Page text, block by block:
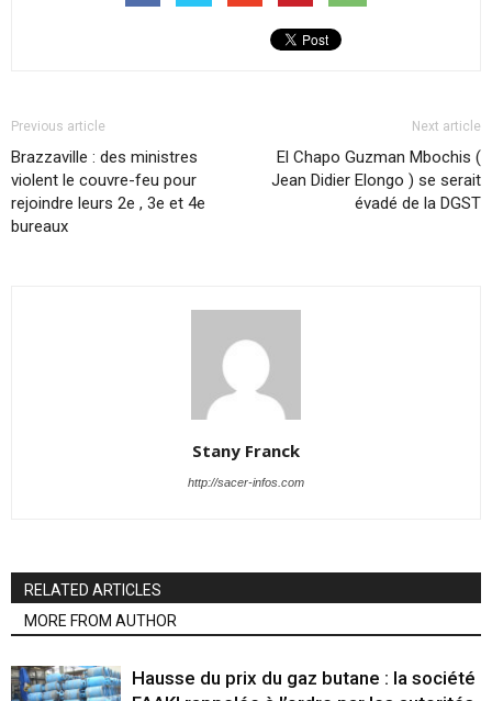
Previous article
Brazzaville : des ministres
violent le couvre-feu pour
rejoindre leurs 2e , 3e et 4e
bureaux
Next article
El Chapo Guzman Mbochis (
Jean Didier Elongo ) se serait
évadé de la DGST
Stany Franck
http://sacer-infos.com
RELATED ARTICLES
MORE FROM AUTHOR
Hausse du prix du gaz butane : la société